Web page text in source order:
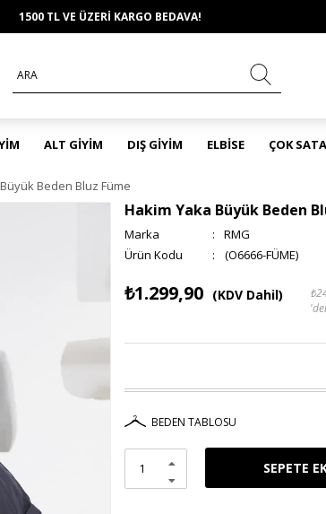
1500 TL VE ÜZERİ KARGO BEDAVA!
ALT GİYİM DIŞ GİYİM ELBİSE ÇOK
Beden Bluz Füme
Hakim Yaka Büyük Beden
Marka :
RMG
(O6666-FÜME)
₺1.299,90 (KDV Dahil)
BEDEN TABLOSU